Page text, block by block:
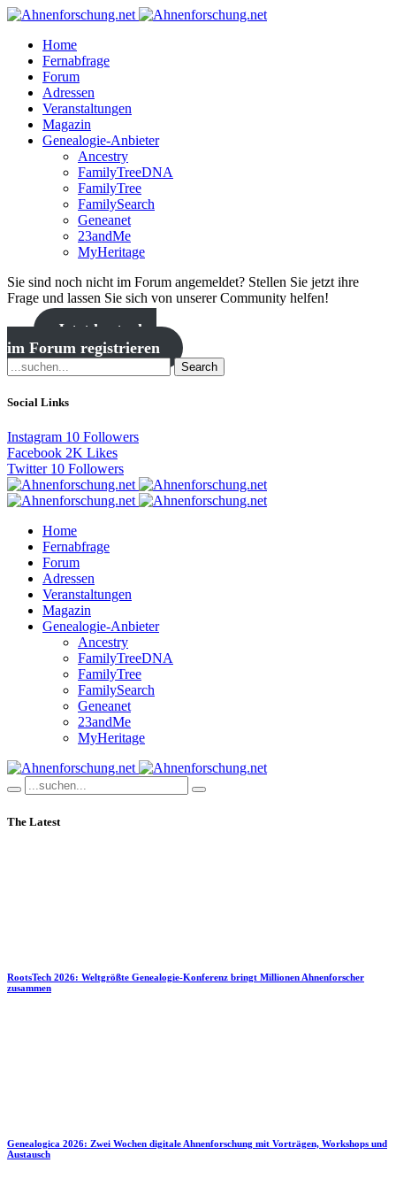
Home
Fernabfrage
Forum
Adressen
Veranstaltungen
Magazin
Genealogie-Anbieter
Ancestry
FamilyTreeDNA
FamilyTree
FamilySearch
Geneanet
23andMe
MyHeritage
Sie sind noch nicht im Forum angemeldet? Stellen Sie jetzt ihre
Frage und lassen Sie sich von unserer Community helfen!
Jetzt kostenlos
im Forum registrieren
Search
Social Links
Instagram 10 Followers
Facebook 2K Likes
Twitter 10 Followers
Home
Fernabfrage
Forum
Adressen
Veranstaltungen
Magazin
Genealogie-Anbieter
Ancestry
FamilyTreeDNA
FamilyTree
FamilySearch
Geneanet
23andMe
MyHeritage
The Latest
RootsTech 2026: Weltgrößte Genealogie-Konferenz bringt Millionen Ahnenforscher
zusammen
Genealogica 2026: Zwei Wochen digitale Ahnenforschung mit Vorträgen, Workshops und
Austausch